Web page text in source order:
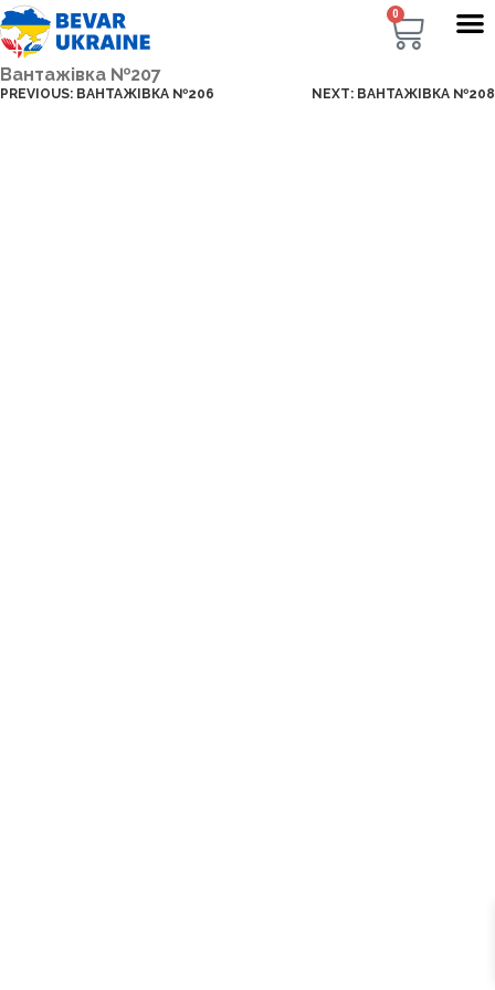
0
Вантажівка №207
PREVIOUS: ВАНТАЖІВКА №206 NEXT: ВАНТАЖІВКА №208